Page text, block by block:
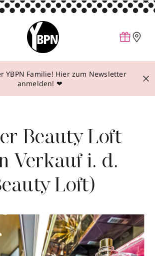
YBPN Familie! Hier zum Newsletter
anmelden! ❤
Beauty Loft
Verkauf i. d.
Loft)